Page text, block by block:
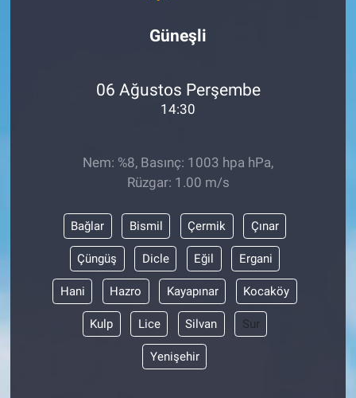
Güneşli
06 Ağustos Perşembe
14:30
Nem: %8, Basınç: 1003 hpa hPa,
Rüzgar: 1.00 m/s
Bağlar Bismil Çermik Çınar
Çüngüş Dicle Eğil Ergani
Hani Hazro Kayapınar Kocaköy
Kulp Lice Silvan Sur
Yenişehir